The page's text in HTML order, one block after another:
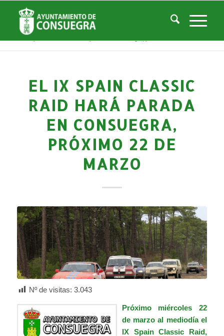
Noticias
Usted está aquí: Inicio / Noticias Deportes
Actividades deportivas /
EL IX SPAIN CLASSIC
RAID HARÁ PARADA
EN CONSUEGRA,
PRÓXIMO 22 DE
MARZO
Nº de visitas: 3.043
Próximo miércoles 22
de marzo al mediodía el
IX Spain Classic Raid,